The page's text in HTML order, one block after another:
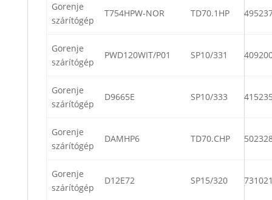
Gorenje
szárítógép
T754HPW-NOR TD70.1HP
Gorenje
szárítógép
PWD120WIT/P01 SP10/331
Gorenje
szárítógép
D9665E SP10/333
Gorenje
szárítógép
DAMHP6 TD70.CHP
Gorenje
szárítógép
D12E72 SP15/320